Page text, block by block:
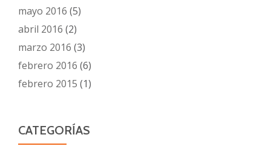
mayo 2016 (5)
abril 2016 (2)
marzo 2016 (3)
febrero 2016 (6)
febrero 2015 (1)
CATEGORÍAS